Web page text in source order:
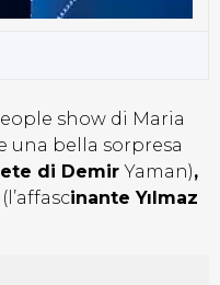
show di Maria
una bella sorpresa
di DemirYaman),
inante Yılmaz